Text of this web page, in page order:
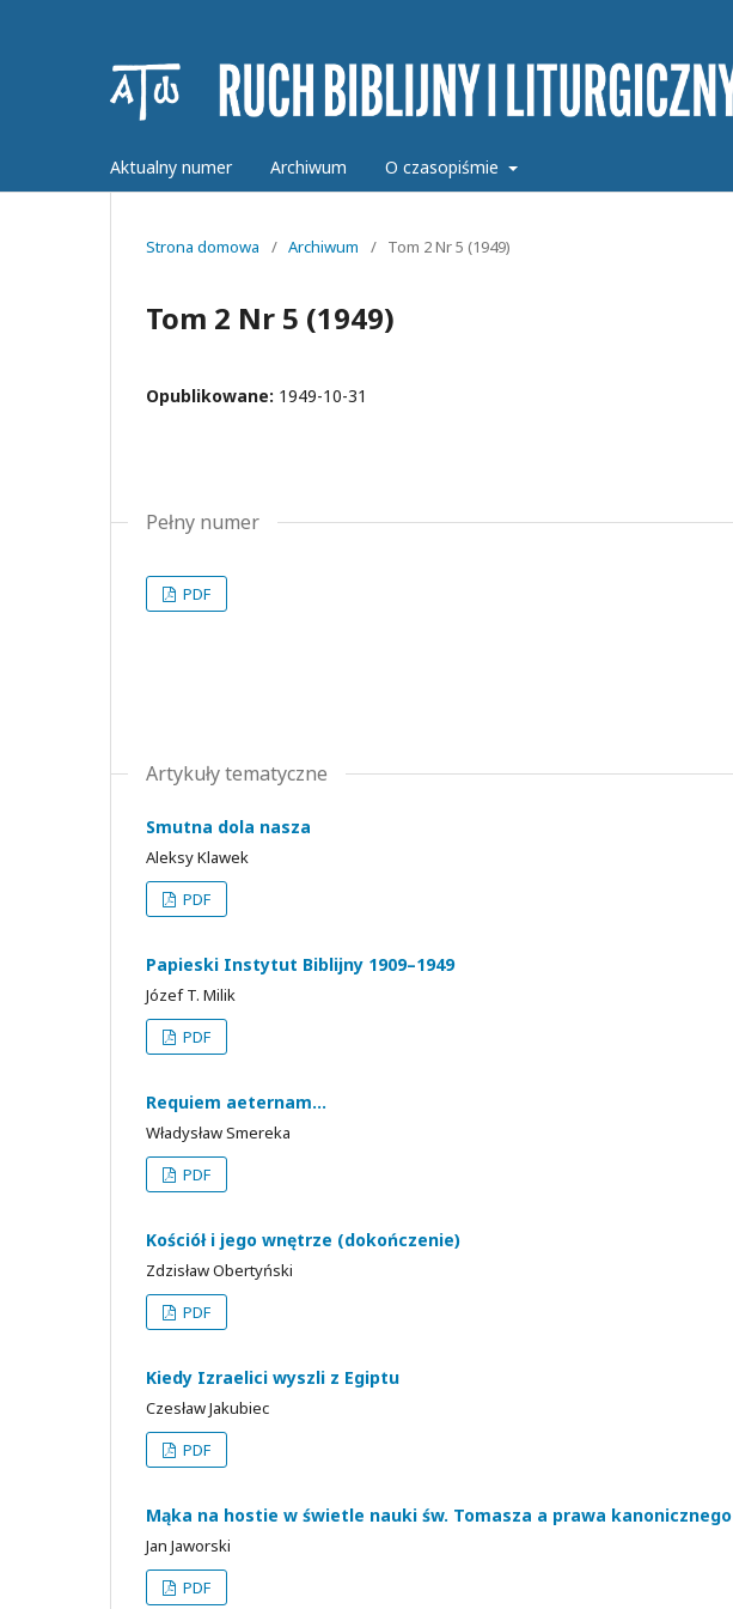
Aktualny numer Archiwum O czasopiśmie
Strona domowa / Archiwum / Tom 2 Nr 5 (1949)
Tom 2 Nr 5 (1949)
Opublikowane: 1949-10-31
Pełny numer
PDF
Artykuły tematyczne
Smutna dola nasza
Aleksy Klawek
PDF
Papieski Instytut Biblijny 1909–1949
Józef T. Milik
PDF
Requiem aeternam…
Władysław Smereka
PDF
Kościół i jego wnętrze (dokończenie)
Zdzisław Obertyński
PDF
Kiedy Izraelici wyszli z Egiptu
Czesław Jakubiec
PDF
Mąka na hostie w świetle nauki św. Tomasza a prawa kanonicznego
Jan Jaworski
PDF